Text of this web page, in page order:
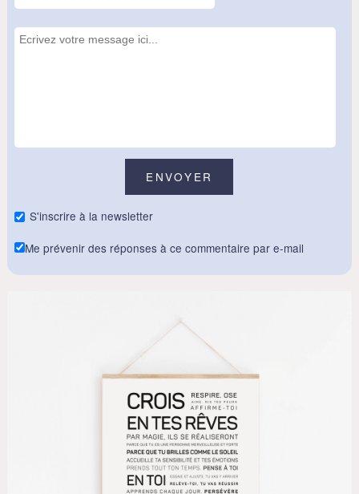
S'inscrire à la newsletter
Me prévenir des réponses à ce commentaire par e-mail